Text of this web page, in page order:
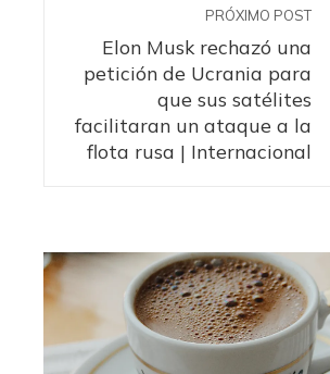
PRÓXIMO POST
Elon Musk rechazó una
petición de Ucrania para
que sus satélites
facilitaran un ataque a la
flota rusa | Internacional